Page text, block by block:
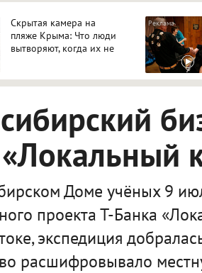
Скрытая камера на
пляже Крыма: Что люди
вытворяют, когда их не
Доме учёных 9
проекта Т-Банка
экспедиция
расшифровывало